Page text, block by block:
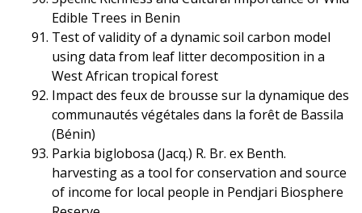
Edible Trees in Benin
Test of validity of a dynamic soil carbon model
using data from leaf litter decomposition in a
West African tropical forest
Impact des feux de brousse sur la dynamique des
communautés végétales dans la forêt de Bassila
(Bénin)
Parkia biglobosa (Jacq.) R. Br. ex Benth.
harvesting as a tool for conservation and source
of income for local people in Pendjari Biosphere